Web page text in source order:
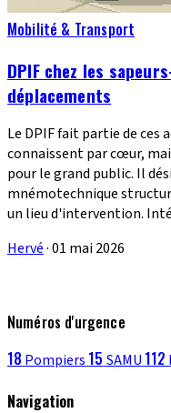
Mobilité & Transport
DPIF chez les
déplacements
Le DPIF fait partie de ces
connaissent par cœur,
pour le grand public. Il
mnémotechnique
un lieu d'intervention.
Hervé·01 mai 2026
Numéros d'urgence
18Pompiers15 SAMU112
Navigation